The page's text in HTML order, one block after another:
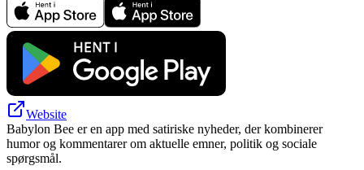
Website
Babylon Bee er en app med satiriske nyheder, der kombinerer
humor og kommentarer om aktuelle emner, politik og sociale
spørgsmål.